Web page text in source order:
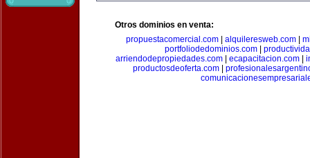
Otros dominios en venta:
propuestacomercial.com
alquileresweb.com
portfoliodedominios.com
arriendodepropiedades.com| ecapacitacion.com|
productosdeoferta.com|